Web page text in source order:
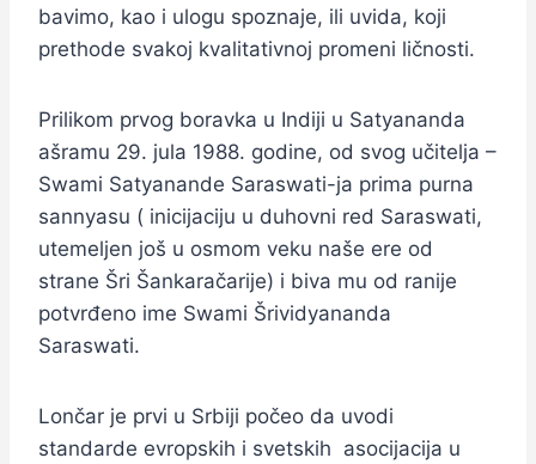
bavimo, kao i ulogu spoznaje, ili uvida, koji
prethode svakoj kvalitativnoj promeni ličnosti.
Prilikom prvog boravka u Indiji u Satyananda
ašramu 29. jula 1988. godine, od svog učitelja –
Swami Satyanande Saraswati-ja prima purna
sannyasu ( inicijaciju u duhovni red Saraswati,
utemeljen još u osmom veku naše ere od
strane Šri Šankaračarije) i biva mu od ranije
potvrđeno ime Swami Šrividyananda
Saraswati.
Lončar je prvi u Srbiji počeo da uvodi
standarde evropskih i svetskih asocijacija u